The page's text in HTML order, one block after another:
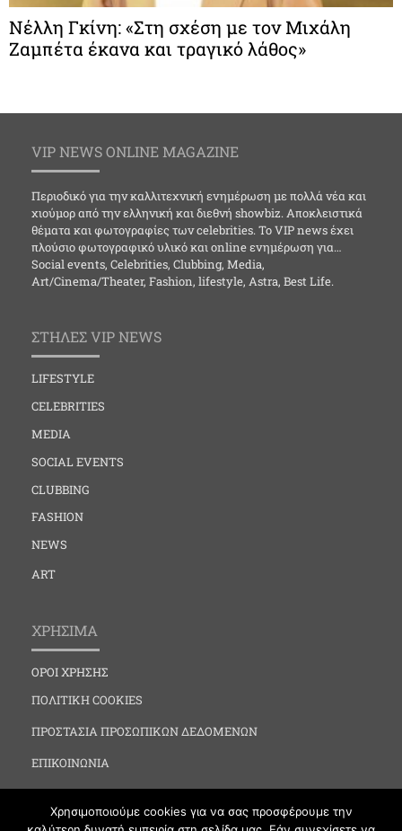
Νέλλη Γκίνη: «Στη σχέση με τον Μιχάλη
Ζαμπέτα έκανα και τραγικό λάθος»
VIP NEWS ONLINE MAGAZINE
Περιοδικό για την καλλιτεχνική ενημέρωση με πολλά νέα και
χιούμορ από την ελληνική και διεθνή showbiz. Αποκλειστικά
θέματα και φωτογραφίες των celebrities. Το VIP news έχει
πλούσιο φωτογραφικό υλικό και online ενημέρωση για…
Social events, Celebrities, Clubbing, Media,
Art/Cinema/Theater, Fashion, lifestyle, Astra, Best Life.
ΣΤΗΛΕΣ VIP NEWS
LIFESTYLE
CELEBRITIES
MEDIA
SOCIAL EVENTS
CLUBBING
FASHION
NEWS
ART
ΧΡΗΣΙΜΑ
ΟΡΟΙ ΧΡΗΣΗΣ
ΠΟΛΙΤΙΚΗ COOKIES
ΠΡΟΣΤΑΣΙΑ ΠΡΟΣΩΠΙΚΩΝ ΔΕΔΟΜΕΝΩΝ
ΕΠΙΚΟΙΝΩΝΙΑ
Χρησιμοποιούμε cookies για να σας προσφέρουμε την